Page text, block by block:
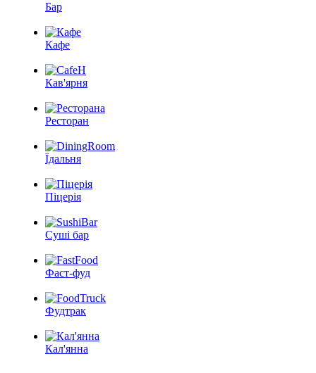
Бар
Кафе
Кав'ярня
Ресторан
Їдальня
Піцерія
Суші бар
Фаст-фуд
Фудтрак
Кал'янна